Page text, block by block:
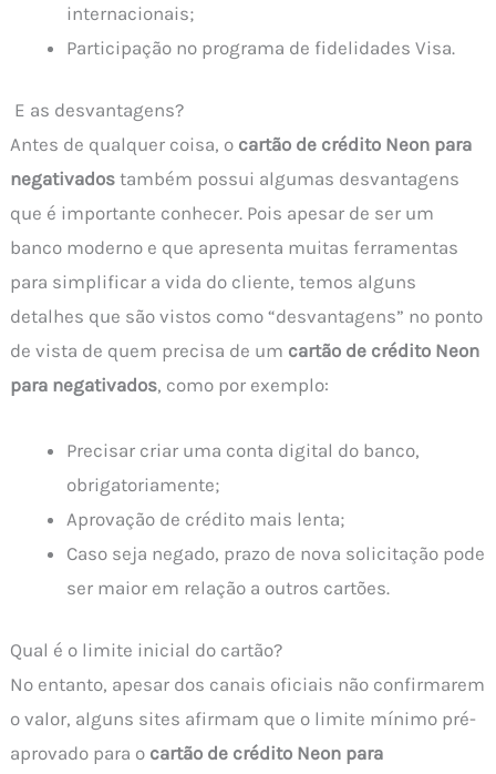
internacionais;
Participação no programa de fidelidades Visa.
E as desvantagens?
Antes de qualquer coisa, o cartão de crédito Neon para
negativados também possui algumas desvantagens
que é importante conhecer. Pois apesar de ser um
banco moderno e que apresenta muitas ferramentas
para simplificar a vida do cliente, temos alguns
detalhes que são vistos como “desvantagens” no ponto
de vista de quem precisa de um cartão de crédito Neon
para negativados, como por exemplo:
Precisar criar uma conta digital do banco,
obrigatoriamente;
Aprovação de crédito mais lenta;
Caso seja negado, prazo de nova solicitação pode
ser maior em relação a outros cartões.
Qual é o limite inicial do cartão?
No entanto, apesar dos canais oficiais não confirmarem
o valor, alguns sites afirmam que o limite mínimo pré-
aprovado para o cartão de crédito Neon para